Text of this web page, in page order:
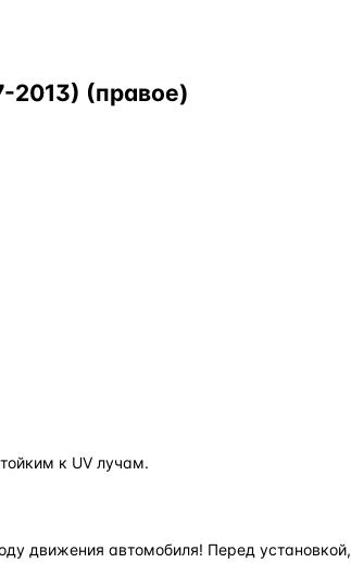
2013) (правое)
к UV лучам.
движения автомобиля! Перед установкой,